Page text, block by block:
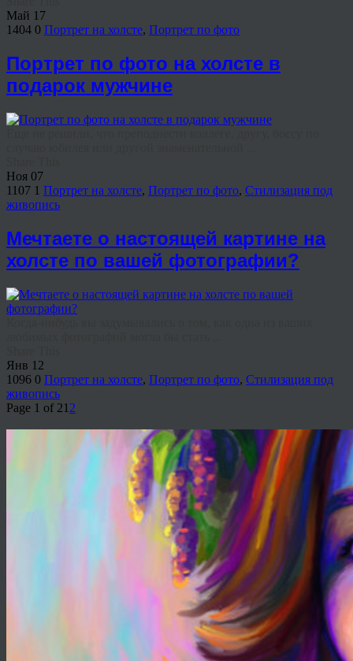
Май 17
1404 0 Портрет на холсте, Портрет по фото
Портрет по фото на холсте в
подарок мужчине
Ноя 07
1107 1 Портрет на холсте, Портрет по фото, Стилизация под
живопись
Мечтаете о настоящей картине на
холсте по вашей фотографии?
Янв 12
1096 0 Портрет на холсте, Портрет по фото, Стилизация под
живопись
Page 1 of 21 2